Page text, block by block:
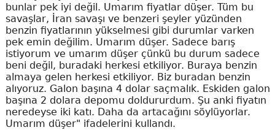
bunlar pek iyi değil. Umarım fiyatlar düşer. Tüm bu
savaşlar, İran savaşı ve benzeri şeyler yüzünden
benzin fiyatlarının yükselmesi gibi durumlar varken
pek emin değilim. Umarım düşer. Sadece barış
istiyorum ve umarım düşer çünkü bu durum sadece
beni değil, buradaki herkesi etkiliyor. Buraya benzin
almaya gelen herkesi etkiliyor. Biz buradan benzin
alıyoruz. Galon başına 4 dolar saçmalık. Eskiden galon
başına 2 dolara depomu doldururdum. Şu anki fiyatın
neredeyse iki katı. Daha da artacağını söylüyorlar.
Umarım düşer" ifadelerini kullandı.